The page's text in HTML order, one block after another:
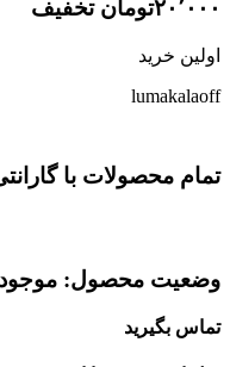
۲۰٬۰۰۰تومان تخفیف
اولین خرید
lumakalaoff
تمام محصولات با
وضعیت محصول: موجود
تماس بگیرید